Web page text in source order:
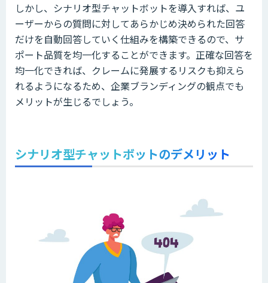
しかし、シナリオ型チャットボットを導入すれば、ユ
ーザーからの質問に対してあらかじめ決められた回答
だけを自動回答していく仕組みを構築できるので、サ
ポート品質を均一化することができます。正確な回答を
均一化できれば、クレームに発展するリスクも抑えら
れるようになるため、企業ブランディングの観点でも
メリットが生じるでしょう。
シナリオ型チャットボットのデメリット